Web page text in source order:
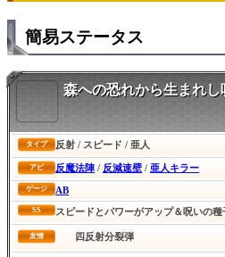
簡易ステータス
森への恐れから生まれし
タイプ 反射 / スピード / 亜人
アビ 反魔法陣 / 反減速壁 / 亜人キラー
ゲージ AB
SS スピードとパワーがアップ＆呪いの種
友情 四反射分裂弾